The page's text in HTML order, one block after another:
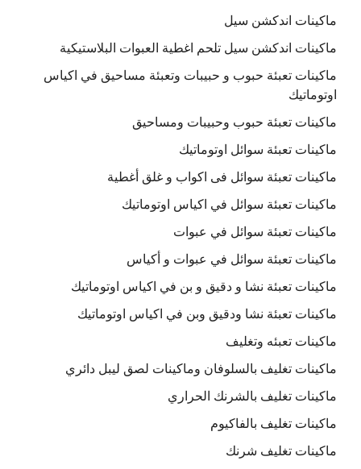
ماكينات اندكشن سيل
ماكينات اندكشن سيل تلحم اغطية العبوات البلاستيكية
ماكينات تعبئة حبوب و حبيبات وتعبئة مساحيق في اكياس
اوتوماتيك
ماكينات تعبئة حبوب وحبيبات ومساحيق
ماكينات تعبئة سوائل اوتوماتيك
ماكينات تعبئة سوائل فى اكواب و غلق أغطية
ماكينات تعبئة سوائل في اكياس اوتوماتيك
ماكينات تعبئة سوائل في عبوات
ماكينات تعبئة سوائل في عبوات و أكياس
ماكينات تعبئة نشا و دقيق و بن في اكياس اوتوماتيك
ماكينات تعبئة نشا ودقيق وبن في اكياس اوتوماتيك
ماكينات تعبئه وتغليف
ماكينات تغليف بالسلوفان وماكينات لصق ليبل دائري
ماكينات تغليف بالشرنك الحراري
ماكينات تغليف بالفاكيوم
ماكينات تغليف شرنك